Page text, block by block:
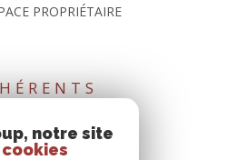
PROPRIÉTAIRE
notre site